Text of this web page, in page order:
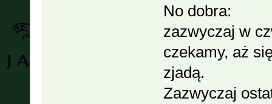
No dobra:
zazwyczaj w
czekamy, aż
zjadą.
Zazwyczaj